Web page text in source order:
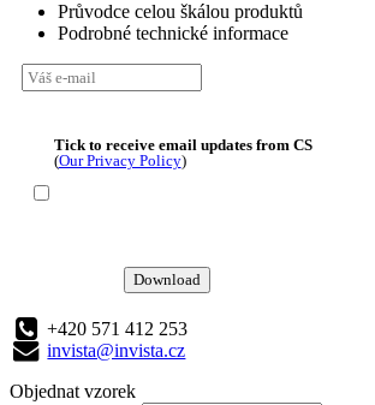
Průvodce celou škálou produktů
Podrobné technické informace
Tick to receive email updates from CS
(Our Privacy Policy)
Download
+420 571 412 253
invista@invista.cz
Objednat vzorek